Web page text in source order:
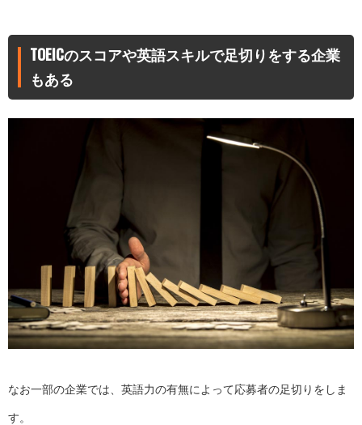
TOEICのスコアや英語スキルで足切りをする企業
もある
なお一部の企業では、英語力の有無によって応募者の足切りをしま
す。